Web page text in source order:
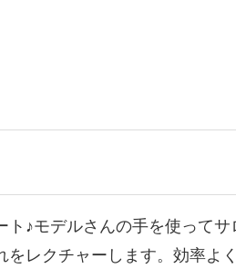
と工程ずつじっくり丁寧にレク
お気に入りのカラーで様々に
♪モデルさんの手を使ってサ
をレクチャーします。効率よ